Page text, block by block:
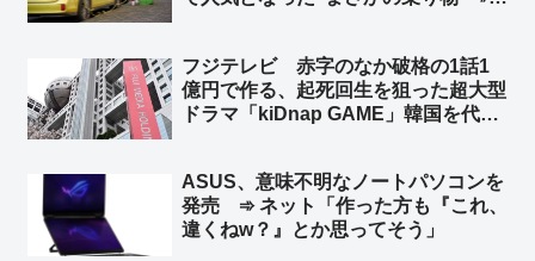
フジテレビ 赤字のなか破格の1話1
億円で作る、起死回生を狙った超大型
ドラマ「kiDnap GAME」韓国を代表
ボーイズグループ起用 ➾ ネット「フ
ジの凋落を象徴するようなキャスト
w」
ASUS、意味不明なノートパソコンを
発売 ➾ ネット「作った方も『これ、
違くねw？』とか思ってそう」